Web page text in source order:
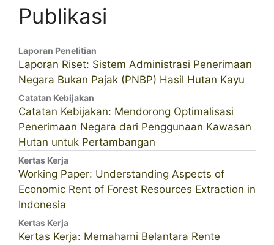
Publikasi
Laporan Penelitian
Laporan Riset: Sistem Administrasi Penerimaan
Negara Bukan Pajak (PNBP) Hasil Hutan Kayu
Catatan Kebijakan
Catatan Kebijakan: Mendorong Optimalisasi
Penerimaan Negara dari Penggunaan Kawasan
Hutan untuk Pertambangan
Kertas Kerja
Working Paper: Understanding Aspects of
Economic Rent of Forest Resources Extraction in
Indonesia
Kertas Kerja
Kertas Kerja: Memahami Belantara Rente